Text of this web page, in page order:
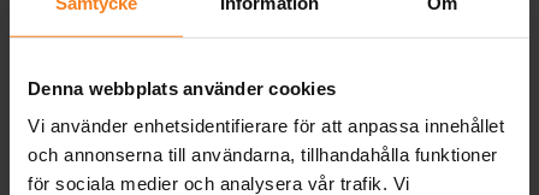
Denna webbplats använder cookies
Vi använder enhetsidentifierare för att anpassa innehållet
och annonserna till användarna, tillhandahålla funktioner
för sociala medier och analysera vår trafik. Vi